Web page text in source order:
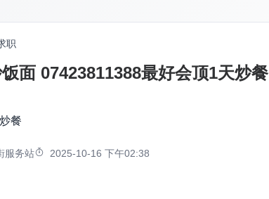
职
面 07423811388最好会顶1天炒餐
餐
服务站 2025-10-16 下午02:38